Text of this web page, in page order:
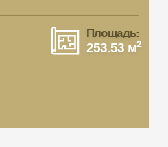
Площадь:
253.53 м2